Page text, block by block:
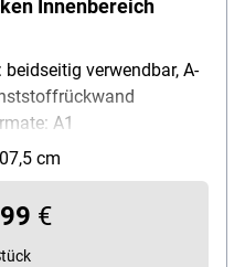
Innenbereich
verwendbar, A-
A1
cm
99 €